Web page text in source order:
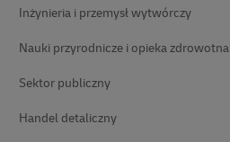
Inżynieria i przemysł wytwórczy
Nauki przyrodnicze i opieka zdrowotna
Sektor publiczny
Handel detaliczny